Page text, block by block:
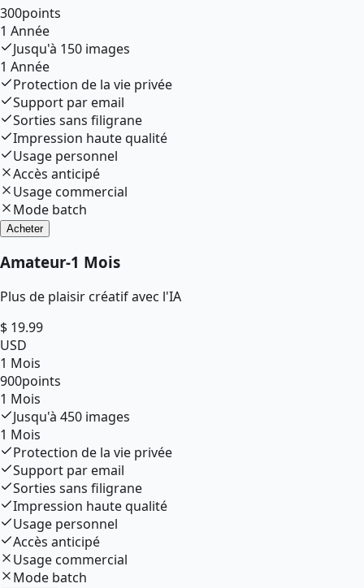
300points
1 Année
Jusqu'à 150 images
1 Année
Protection de la vie privée
Support par email
Sorties sans filigrane
Impression haute qualité
Usage personnel
Accès anticipé
Usage commercial
Mode batch
Acheter
Amateur-1 Mois
Plus de plaisir créatif avec l'IA
$ 19.99
USD
1 Mois
900points
1 Mois
Jusqu'à 450 images
1 Mois
Protection de la vie privée
Support par email
Sorties sans filigrane
Impression haute qualité
Usage personnel
Accès anticipé
Usage commercial
Mode batch